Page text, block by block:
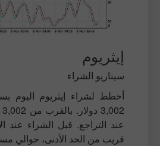
إيثريوم
سيناريو الشراء
قريب من الحد الأدنى، حوالي